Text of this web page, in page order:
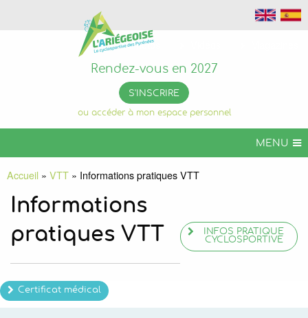
Photos
Rendez-vous en 2027
S'INSCRIRE
ou accéder à mon espace personnel
MENU
L’ARIÉGEOISE
ARIÉGEOISE VTT
INFOS PRATIQUES
ORGANISER VOTRE SÉJOUR
L’ARIÉGEOISE PERMANENTE
Accueil» VTT» Informations pratiques VTT
Informations
pratiques VTT
INFOS PRATIQUE
CYCLOSPORTIVE
Certificat médical